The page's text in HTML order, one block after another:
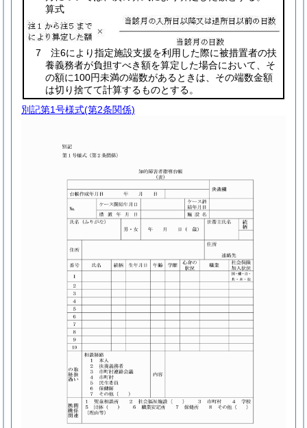
算式
7 注6により指定施設支援を利用した際に被措置者の扶
養義務者が負担すべき額を算定した場合において、そ
の額に100円未満の端数があるときは、その端数金額
は切り捨てて計算するものとする。
別記第1号様式(第2条関係)